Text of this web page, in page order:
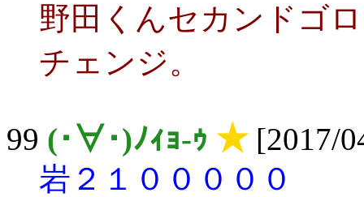
野田くんセカンドゴ
チェンジ。
99 (･∀･)ﾉｨｮ-ｩ ★[2017/
岩２１０００００